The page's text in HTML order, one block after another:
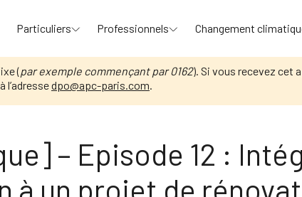
Particuliers Professionnels Changement
(par exemple commençant par 0162). Si vous recevez cet
l’adressedpo@apc-paris.com.
– Episode 12 :
à un projet de